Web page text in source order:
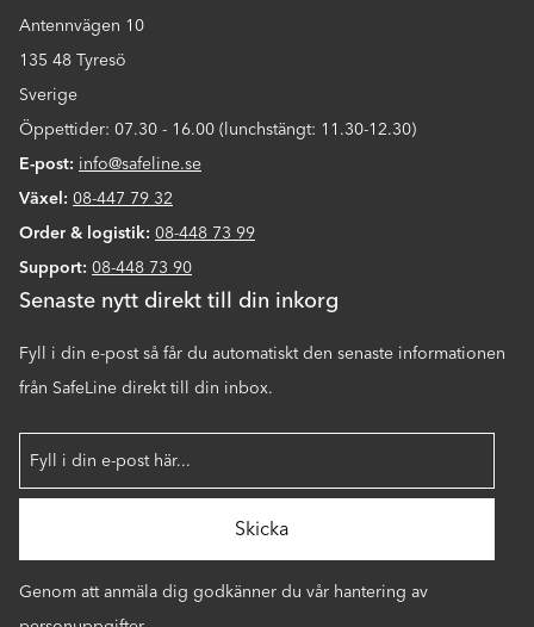
Antennvägen 10
135 48 Tyresö
Sverige
Öppettider: 07.30 - 16.00 (lunchstängt: 11.30-12.30)
E-post: info@safeline.se
Växel: 08-447 79 32
Order & logistik: 08-448 73 99
Support: 08-448 73 90
Senaste nytt direkt till din inkorg
Fyll i din e-post så får du automatiskt den senaste informationen
från SafeLine direkt till din inbox.
Genom att anmäla dig godkänner du vår hantering av